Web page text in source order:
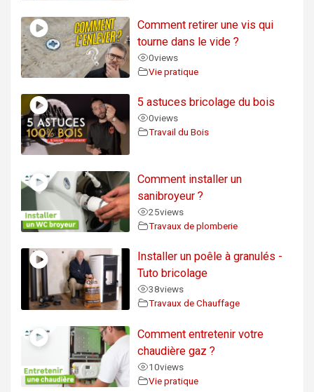
Comment retirer une vis qui
tourne dans le vide ?
0views
Vie pratique
5 astuces bricolage du bois
0views
Travail du Bois
Comment installer un
sanibroyeur ?
25views
Travaux de plomberie
Installer un poêle à granulés -
Tuto bricolage
38views
Travaux de Chauffage
Comment entretenir votre
chaudière gaz ?
10views
Vie pratique